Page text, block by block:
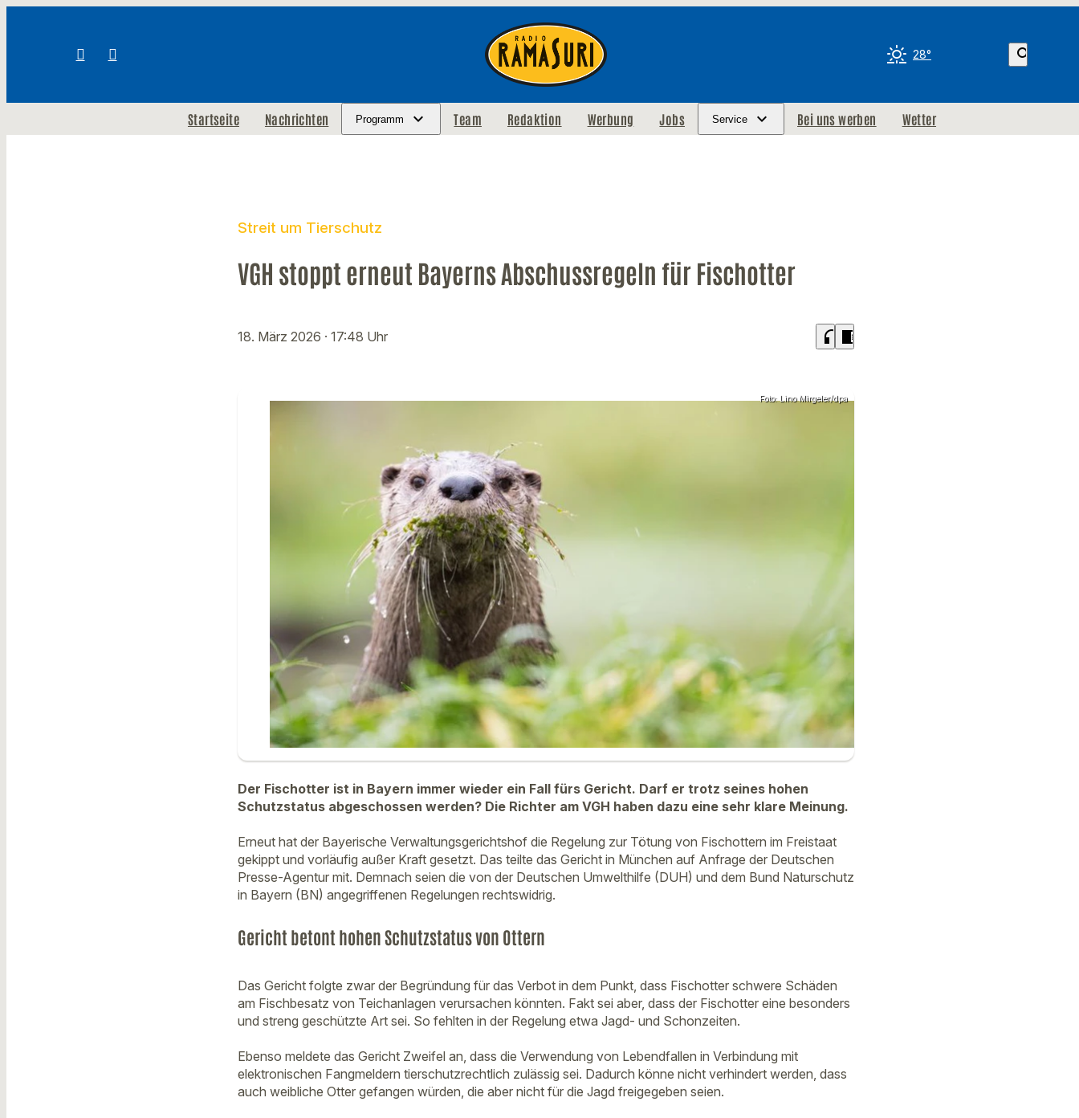
28° search
Startseite Nachrichten Programm Team Redaktion Werbung Jobs Service Bei uns werben Wetter
Streit um Tierschutz
VGH stoppt erneut Bayerns Abschussregeln für Fischotter
18. März 2026 · 17:48 Uhr headphones chrome_reader_mode
Foto: Lino Mirgeler/dpa
Der Fischotter ist in Bayern immer wieder ein Fall fürs Gericht. Darf er trotz seines hohen
Schutzstatus abgeschossen werden? Die Richter am VGH haben dazu eine sehr klare Meinung.
Erneut hat der Bayerische Verwaltungsgerichtshof die Regelung zur Tötung von Fischottern im Freistaat
gekippt und vorläufig außer Kraft gesetzt. Das teilte das Gericht in München auf Anfrage der Deutschen
Presse-Agentur mit. Demnach seien die von der Deutschen Umwelthilfe (DUH) und dem Bund Naturschutz
in Bayern (BN) angegriffenen Regelungen rechtswidrig.
Gericht betont hohen Schutzstatus von Ottern
Das Gericht folgte zwar der Begründung für das Verbot in dem Punkt, dass Fischotter schwere Schäden
am Fischbesatz von Teichanlagen verursachen könnten. Fakt sei aber, dass der Fischotter eine besonders
und streng geschützte Art sei. So fehlten in der Regelung etwa Jagd- und Schonzeiten.
Ebenso meldete das Gericht Zweifel an, dass die Verwendung von Lebendfallen in Verbindung mit
elektronischen Fangmeldern tierschutzrechtlich zulässig sei. Dadurch könne nicht verhindert werden, dass
auch weibliche Otter gefangen würden, die aber nicht für die Jagd freigegeben seien.